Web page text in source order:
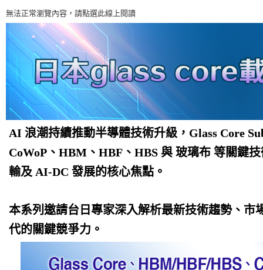
無法正常瀏覽內容，請點選此線上閱讀
AI 浪潮持續推動半導體技術升級，Glass Core
CoWoP、HBM、HBF、HBS 與 玻璃布 等關鍵
輸及 AI-DC 發展的核心焦點。
本系列邀請台日專家深入解析最新技術趨勢、
代的關鍵競爭力。